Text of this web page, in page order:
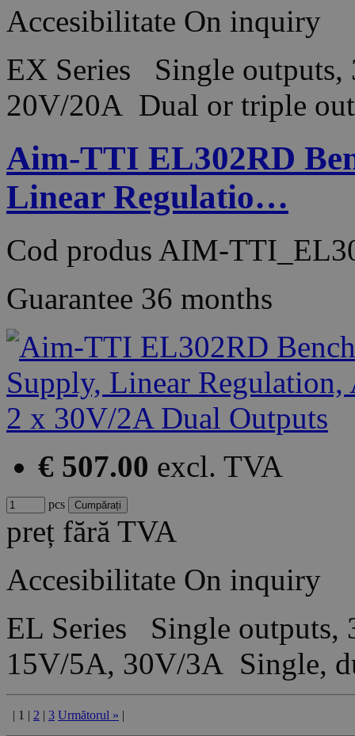
Accesibilitate On inquiry
EX Series Single
20V/20A Dual or triple
Aim-TTI EL302RD
Linear Regulatio…
Cod produs AIM-
Guarantee 36 months
€ 507.00 excl. TVA
pcs
preț fără TVA
Accesibilitate On inquiry
EL Series Single
15V/5A, 30V/3A Single,
| 1 | 2 | 3 Următorul » |